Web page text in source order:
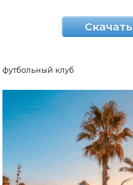
Скачать
футбольный клуб